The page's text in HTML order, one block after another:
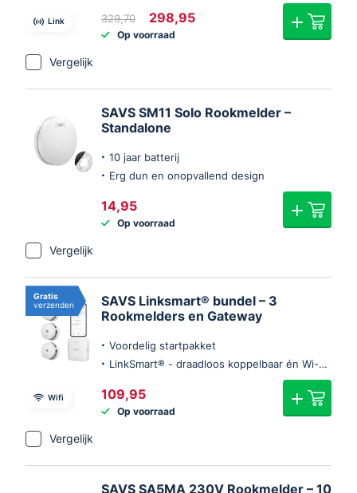
Link 329,70
Oorspronkelijke
prijs
was:
298,95
Op voorraad
Vergelijk
SAVS SM11 Solo Rookmelder –
Standalone
10 jaar batterij
Erg dun en onopvallend design
14,95
Op voorraad
Vergelijk
Wifi
Gratis
verzenden
SAVS Linksmart® bundel – 3
Rookmelders en Gateway
Voordelig startpakket
LinkSmart® - draadloos koppelbaar én Wi-Fi (optie)
109,95
Op voorraad
Vergelijk
SAVS SA5MA 230V Rookmelder – 10